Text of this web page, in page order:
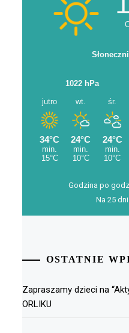
Godzina po
Na 25 dni
OSTATNIE
Zapraszamy dzieci na
ORLIKU